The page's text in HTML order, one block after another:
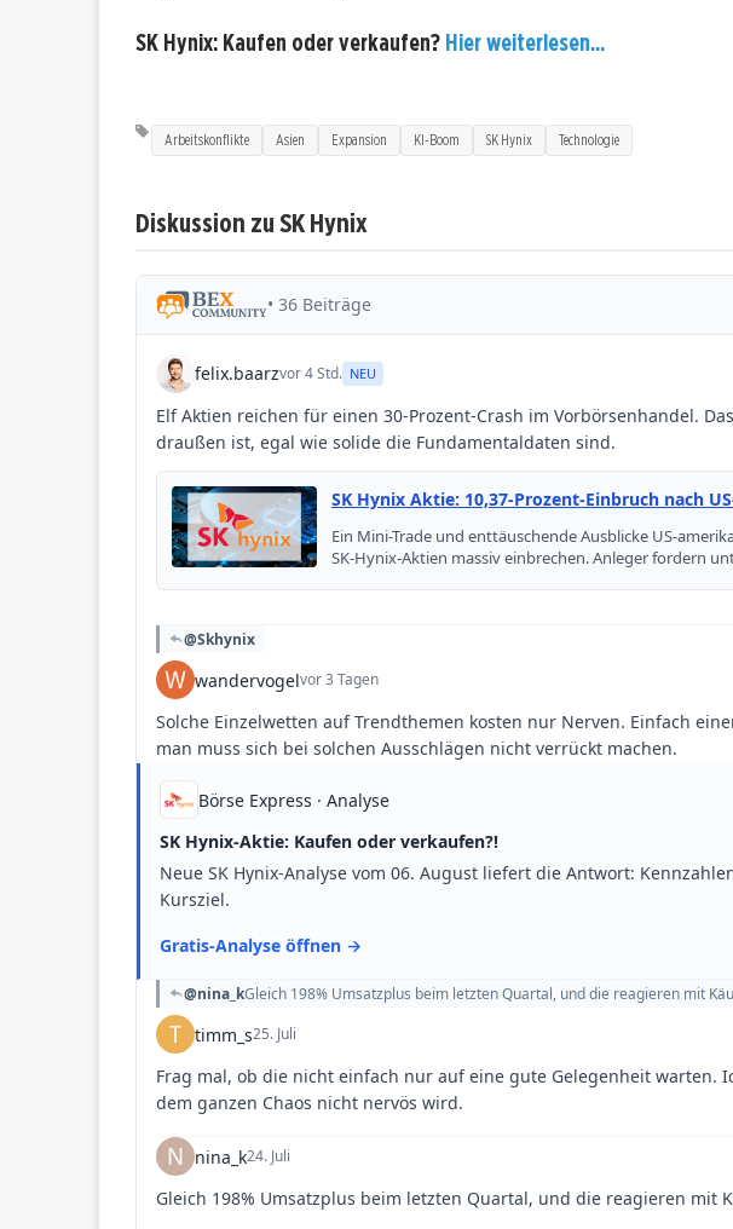
SK Hynix: Kaufen oder verkaufen? Hier weiterlesen...
Arbeitskonflikte Asien Expansion KI-Boom SK Hynix Technologie
Diskussion zu SK Hynix